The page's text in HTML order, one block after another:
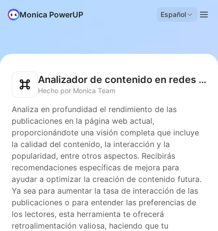
Monica PowerUP Español
Analizador de contenido en redes sociales
Hecho por Monica Team
Analiza en profundidad el rendimiento de las
publicaciones en la página web actual,
proporcionándote una visión completa que incluye
la calidad del contenido, la interacción y la
popularidad, entre otros aspectos. Recibirás
recomendaciones específicas de mejora para
ayudar a optimizar la creación de contenido futura.
Ya sea para aumentar la tasa de interacción de las
publicaciones o para entender las preferencias de
los lectores, esta herramienta te ofrecerá
retroalimentación valiosa, haciendo que tu